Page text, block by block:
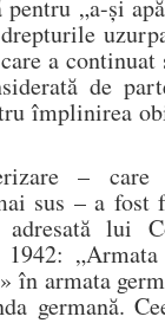
„a-şi
a continuat
de
împlinirea
– care
sus – a fost
adresată lui
1942:
în armata
germană.